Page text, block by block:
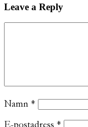
Leave a Reply
Namn *
E-postadress *